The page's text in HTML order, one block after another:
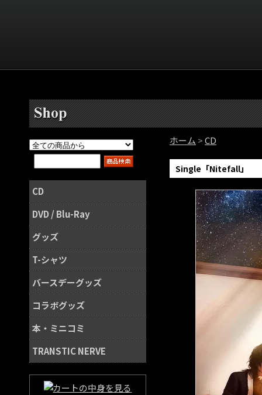
CD
DVD / Blu-Ray
グッズ
T-シャツ
バースデーグッズ
コラボグッズ
本・ミニコミ
TRANSTIC NERVE
ホーム >CD
Single「Nitefall」